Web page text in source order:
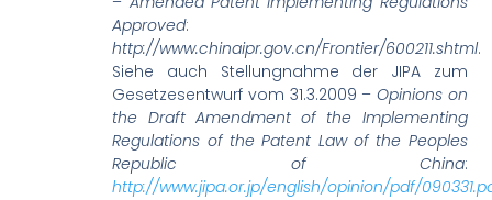
Approved:
http://www.chinaipr.gov.cn/Frontier/600211.shtml.
Siehe auch Stellungnahme der JIPA zum
Gesetzesentwurf vom 31.3.2009 – Opinions on
the Draft Amendment of the Implementing
Regulations of the Patent Law of the Peoples
Republic of China:
http://www.jipa.or.jp/english/opinion/pdf/